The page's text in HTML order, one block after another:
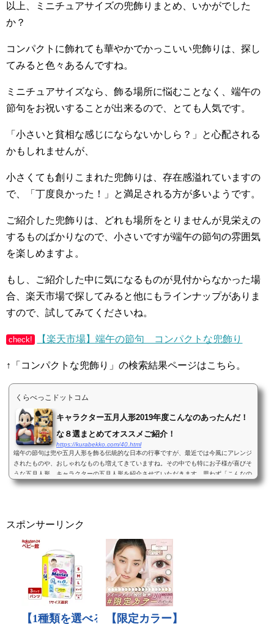
以上、ミニチュアサイズの兜飾りまとめ、いかがでした
か？
コンパクトに飾れても華やかでかっこいい兜飾りは、探し
てみると色々あるんですね。
ミニチュアサイズなら、飾る場所に悩むことなく、端午の
節句をお祝いすることが出来るので、とても人気です。
「小さいと貧相な感じにならないかしら？」と心配される
かもしれませんが、
小さくても創りこまれた兜飾りは、存在感溢れていますの
で、「丁度良かった！」と満足される方が多いようです。
ご紹介した兜飾りは、どれも場所をとりませんが見栄えの
するものばかりなので、小さいですが端午の節句の雰囲気
を楽しめますよ。
もし、ご紹介した中に気になるものが見付からなかった場
合、楽天市場で探してみると他にもラインナップがありま
すので、試してみてくださいね。
check! 【楽天市場】端午の節句 コンパクトな兜飾り
↑「コンパクトな兜飾り」の検索結果ページはこちら。
くらべっこドットコム
キャラクター五月人形2019年度こんなのあったんだ！
な８選まとめてオススメご紹介！
https://kurabekko.com/40.html
端午の節句は兜や五月人形を飾る伝統的な日本の行事ですが、最近では今風にアレンジ
されたものや、おしゃれなものも増えてきていますね。その中でも特にお子様が喜びそ
うな五月人形、キャラクターの五月人形を紹介させていただきます。思わず「こんなの
あったんだ！...
スポンサーリンク